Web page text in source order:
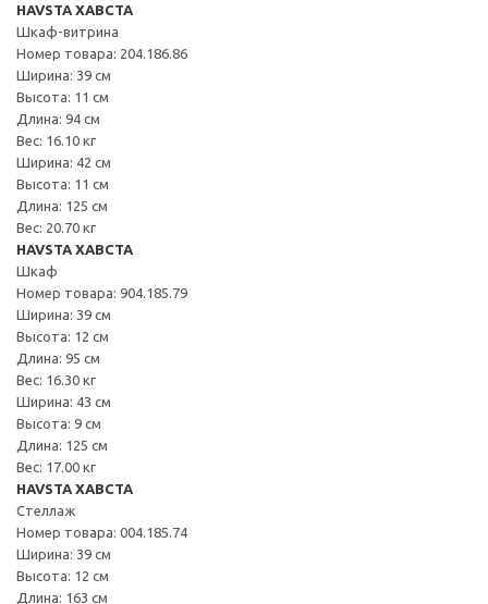
HAVSTA ХАВСТА
Шкаф-витрина
Номер товара: 204.186.86
Ширина: 39 см
Высота: 11 см
Длина: 94 см
Вес: 16.10 кг
Ширина: 42 см
Высота: 11 см
Длина: 125 см
Вес: 20.70 кг
HAVSTA ХАВСТА
Шкаф
Номер товара: 904.185.79
Ширина: 39 см
Высота: 12 см
Длина: 95 см
Вес: 16.30 кг
Ширина: 43 см
Высота: 9 см
Длина: 125 см
Вес: 17.00 кг
HAVSTA ХАВСТА
Стеллаж
Номер товара: 004.185.74
Ширина: 39 см
Высота: 12 см
Длина: 163 см